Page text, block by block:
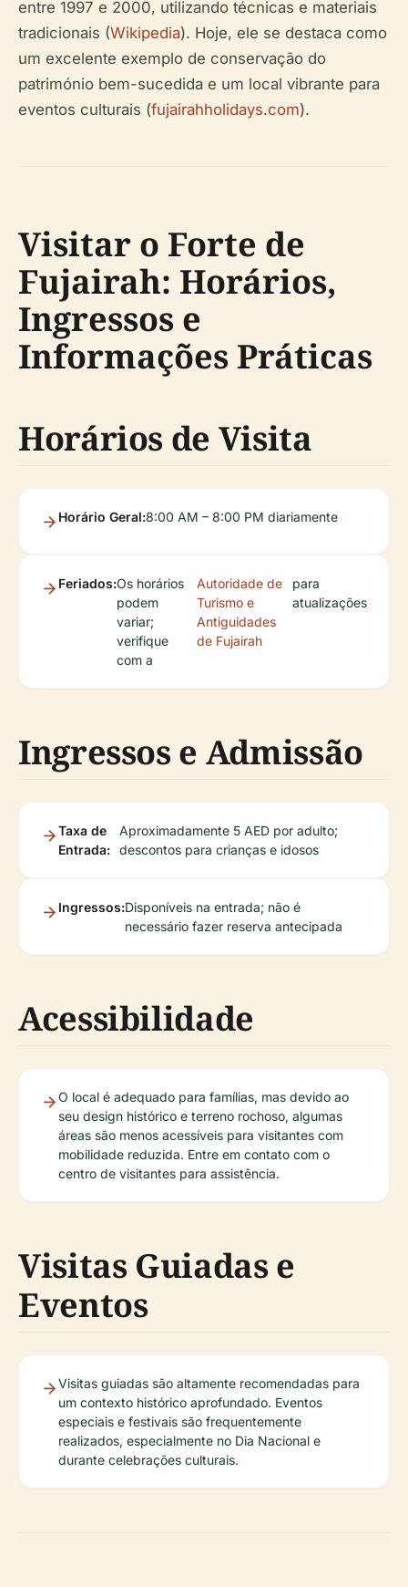
entre 1997 e 2000, utilizando técnicas e materiais
tradicionais (Wikipedia). Hoje, ele se destaca como
um excelente exemplo de conservação do
património bem-sucedida e um local vibrante para
eventos culturais (fujairahholidays.com).
Visitar o Forte de
Fujairah: Horários,
Ingressos e
Informações Práticas
Horários de Visita
Horário Geral:8:00 AM – 8:00 PM diariamente
Feriados:Os horários
podem
variar;
verifique
com a
Autoridade de
Turismo e
Antiguidades
de Fujairah
para
atualizações
Ingressos e Admissão
Taxa de
Entrada:
Aproximadamente 5 AED por adulto;
descontos para crianças e idosos
Ingressos:Disponíveis na entrada; não é
necessário fazer reserva antecipada
Acessibilidade
O local é adequado para famílias, mas devido ao
seu design histórico e terreno rochoso, algumas
áreas são menos acessíveis para visitantes com
mobilidade reduzida. Entre em contato com o
centro de visitantes para assistência.
Visitas Guiadas e
Eventos
Visitas guiadas são altamente recomendadas para
um contexto histórico aprofundado. Eventos
especiais e festivais são frequentemente
realizados, especialmente no Dia Nacional e
durante celebrações culturais.